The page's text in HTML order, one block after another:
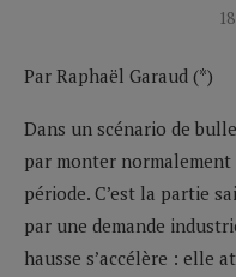
Par Raphaël Garaud (*)
Dans un scénario de
par monter
période. C’est la partie
par une demande
hausse s’accélère : elle